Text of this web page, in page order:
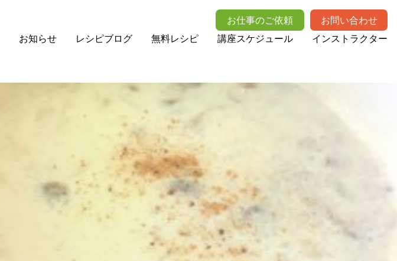
お仕事のご依頼
お問い合わせ
お知らせ
レシピブログ 無料レシピ 講座スケジュール インストラクター